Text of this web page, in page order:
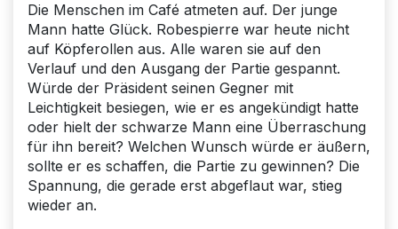
Die Menschen im Café atmeten auf. Der junge
Mann hatte Glück. Robespierre war heute nicht
auf Köpferollen aus. Alle waren sie auf den
Verlauf und den Ausgang der Partie gespannt.
Würde der Präsident seinen Gegner mit
Leichtigkeit besiegen, wie er es angekündigt hatte
oder hielt der schwarze Mann eine Überraschung
für ihn bereit? Welchen Wunsch würde er äußern,
sollte er es schaffen, die Partie zu gewinnen? Die
Spannung, die gerade erst abgeflaut war, stieg
wieder an.